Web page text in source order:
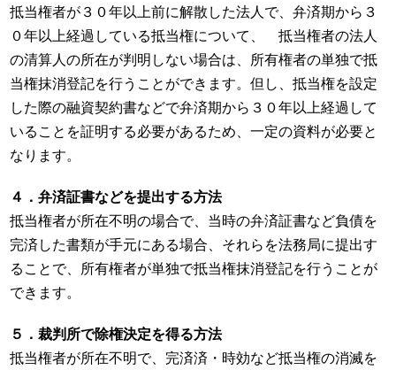
抵当権者が３０年以上前に解散した法人で、弁済期から３
０年以上経過している抵当権について、 抵当権者の法人
の清算人の所在が判明しない場合は、所有権者の単独で抵
当権抹消登記を行うことができます。但し、抵当権を設定
した際の融資契約書などで弁済期から３０年以上経過して
いることを証明する必要があるため、一定の資料が必要と
なります。
４．弁済証書などを提出する方法
抵当権者が所在不明の場合で、当時の弁済証書など負債を
完済した書類が手元にある場合、それらを法務局に提出す
ることで、所有権者が単独で抵当権抹消登記を行うことが
できます。
５．裁判所で除権決定を得る方法
抵当権者が所在不明で、完済済・時効など抵当権の消滅を